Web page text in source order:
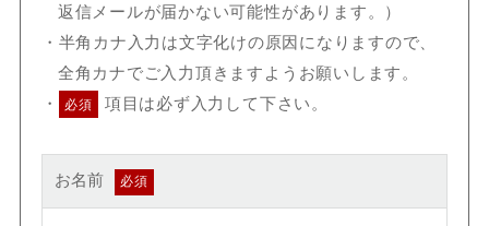
返信メールが届かない可能性があります。）
半角カナ入力は文字化けの原因になりますので、
全角カナでご入力頂きますようお願いします。
必須 項目は必ず入力して下さい。
お名前